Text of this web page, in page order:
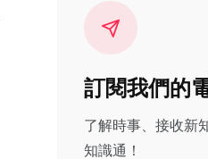
訂閱我們的
了解時事、接收新
知識通！